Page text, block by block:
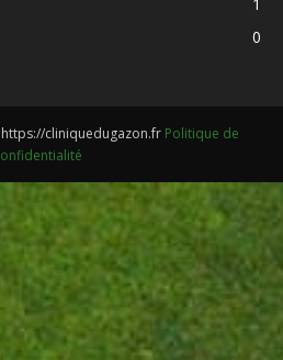
1
0
https://cliniquedugazon.fr Politique de